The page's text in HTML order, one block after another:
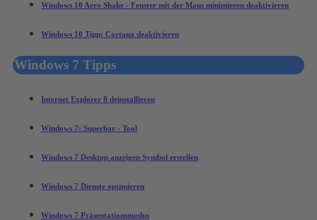
Windows 10 Aero Shake - Fenster mit der Maus minimieren deaktivieren
Windows 10 Tipp: Cortana deaktivieren
Windows 7 Tipps
Internet Explorer 8 deinstallieren
Windows 7: Superbar - Tool
Windows 7 Desktop anzeigen Symbol erstellen
Windows 7 Dienste optimieren
Windows 7 Präsentationsmodus